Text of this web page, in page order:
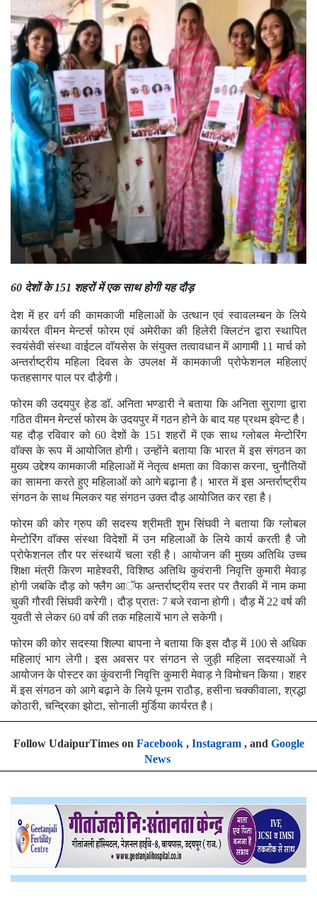
60 देशों के 151 शहरों में एक साथ होगी यह दौड़
देश में हर वर्ग की कामकाजी महिलाओं के उत्थान एवं स्वावलम्बन के लिये
कार्यरत वीमन मेन्टर्स फोरम एवं अमेरीका की हिलेरी क्लिटंन द्वारा स्थापित
स्वयंसेवी संस्था वाईटल वाॅयसेस के संयुक्त तत्वावधान में आगामी 11 मार्च को
अन्तर्राष्ट्रीय महिला दिवस के उपलक्ष में कामकाजी प्रोफेशनल महिलाएं
फतहसागर पाल पर दौड़ेगी।
फोरम की उदयपुर हेड डाॅ. अनिता भण्डारी ने बताया कि अनिता सुराणा द्वारा
गठित वीमन मेन्टर्स फोरम के उदयपुर में गठन होने के बाद यह प्रथम इवेन्ट है।
यह दौड़ रविवार को 60 देशों के 151 शहरों में एक साथ ग्लोबल मेन्टोरिंग
वाॅक्स के रूप में आयोजित होगी। उन्होंने बताया कि भारत में इस संगठन का
मुख्य उद्देश्य कामकाजी महिलाओं में नेतृत्व क्षमता का विकास करना, चुनौतियों
का सामना करते हुए महिलाओं को आगे बढ़ाना है। भारत में इस अन्तर्राष्ट्रीय
संगठन के साथ मिलकर यह संगठन उक्त दौड़ आयोजित कर रहा है।
फोरम की कोर ग्रुप की सदस्य श्रीमती शुभ सिंघवी ने बताया कि ग्लोबल
मेन्टोरिंग वाॅक्स संस्था विदेशों में उन महिलाओं के लिये कार्य करती है जो
प्रोफेशनल तौर पर संस्थायें चला रही है। आयोजन की मुख्य अतिथि उच्च
शिक्षा मंत्री किरण माहेश्वरी, विशिष्ठ अतिथि कुवंरानी निवृत्ति कुमारी मेवाड़
होगी जबकि दौड़ को फ्लैग आॅफ अन्तर्राष्ट्रीय स्तर पर तैराकी में नाम कमा
चुकी गौरवी सिंघवी करेगी। दौड़ प्रातः 7 बजे रवाना होगी। दौड़ मेें 22 वर्ष की
युवती से लेकर 60 वर्ष की तक महिलायें भाग ले सकेगी।
फोरम की कोर सदस्या शिल्पा बापना ने बताया कि इस दौड़ में 100 से अधिक
महिलाएं भाग लेगी। इस अवसर पर संगठन से जुड़ी महिला सदस्याओं ने
आयोजन के पोस्टर का कुंवरानी निवृत्ति कुमारी मेवाड़ ने विमोचन किया। शहर
में इस संगठन को आगे बढ़ाने के लिये पूनम राठौड़, हसीना चक्कीवाला, श्रद्धा
कोठारी, चन्द्रिका झोटा, सोनाली मुर्डिया कार्यरत है।
Follow UdaipurTimes on Facebook, Instagram, and Google
News